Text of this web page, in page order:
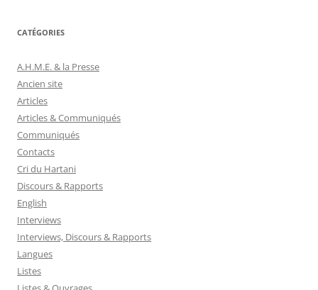
CATÉGORIES
A.H.M.E. & la Presse
Ancien site
Articles
Articles & Communiqués
Communiqués
Contacts
Cri du Hartani
Discours & Rapports
English
Interviews
Interviews, Discours & Rapports
Langues
Listes